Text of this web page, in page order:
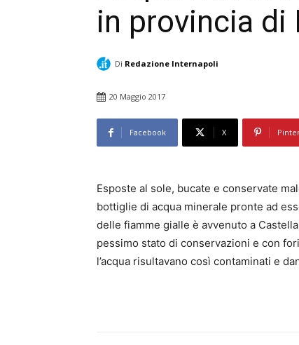
in provincia di
Di Redazione Internapoli
20 Maggio 2017
Facebook X
Esposte al sole, bucate e conservate
bottiglie di acqua minerale pronte ad
delle fiamme gialle è avvenuto a
pessimo stato di conservazioni e con
l’acqua risultavano così contaminati e